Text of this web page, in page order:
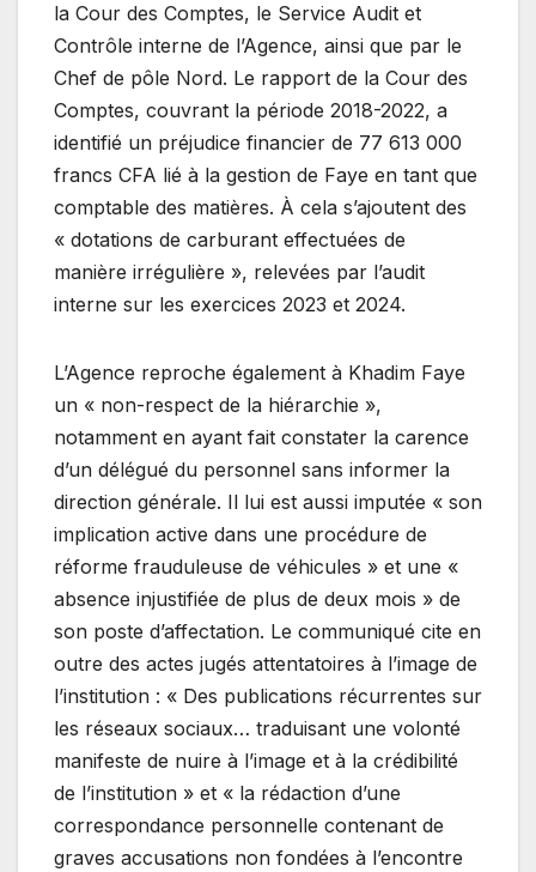
la Cour des Comptes, le Service Audit et
Contrôle interne de l’Agence, ainsi que par le
Chef de pôle Nord. Le rapport de la Cour des
Comptes, couvrant la période 2018-2022, a
identifié un préjudice financier de 77 613 000
francs CFA lié à la gestion de Faye en tant que
comptable des matières. À cela s’ajoutent des
« dotations de carburant effectuées de
manière irrégulière », relevées par l’audit
interne sur les exercices 2023 et 2024.
L’Agence reproche également à Khadim Faye
un « non-respect de la hiérarchie »,
notamment en ayant fait constater la carence
d’un délégué du personnel sans informer la
direction générale. Il lui est aussi imputée « son
implication active dans une procédure de
réforme frauduleuse de véhicules » et une «
absence injustifiée de plus de deux mois » de
son poste d’affectation. Le communiqué cite en
outre des actes jugés attentatoires à l’image de
l’institution : « Des publications récurrentes sur
les réseaux sociaux… traduisant une volonté
manifeste de nuire à l’image et à la crédibilité
de l’institution » et « la rédaction d’une
correspondance personnelle contenant de
graves accusations non fondées à l’encontre